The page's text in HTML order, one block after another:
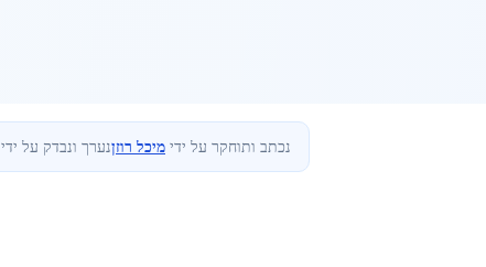
נכתב ותוחקר על ידי מיכל רוזןנערך ונבדק על ידי